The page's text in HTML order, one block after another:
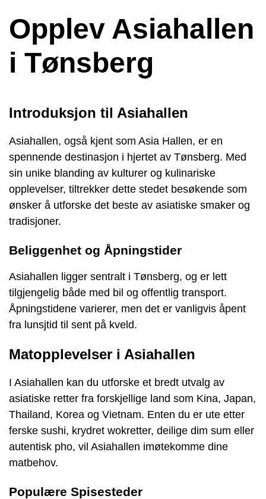
Opplev Asiahallen
i Tønsberg
Introduksjon til Asiahallen
Asiahallen, også kjent som Asia Hallen, er en
spennende destinasjon i hjertet av Tønsberg. Med
sin unike blanding av kulturer og kulinariske
opplevelser, tiltrekker dette stedet besøkende som
ønsker å utforske det beste av asiatiske smaker og
tradisjoner.
Beliggenhet og Åpningstider
Asiahallen ligger sentralt i Tønsberg, og er lett
tilgjengelig både med bil og offentlig transport.
Åpningstidene varierer, men det er vanligvis åpent
fra lunsjtid til sent på kveld.
Matopplevelser i Asiahallen
I Asiahallen kan du utforske et bredt utvalg av
asiatiske retter fra forskjellige land som Kina, Japan,
Thailand, Korea og Vietnam. Enten du er ute etter
ferske sushi, krydret wokretter, deilige dim sum eller
autentisk pho, vil Asiahallen imøtekomme dine
matbehov.
Populære Spisesteder